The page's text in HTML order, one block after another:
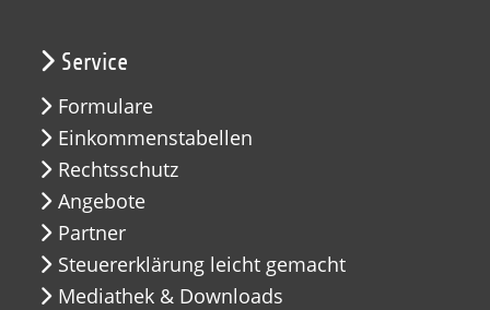
Service
Formulare
Einkommenstabellen
Rechtsschutz
Angebote
Partner
Steuererklärung leicht gemacht
Mediathek & Downloads